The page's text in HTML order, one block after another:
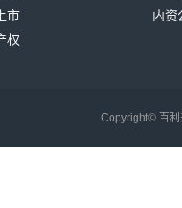
市
权
内资
Copyright© 百